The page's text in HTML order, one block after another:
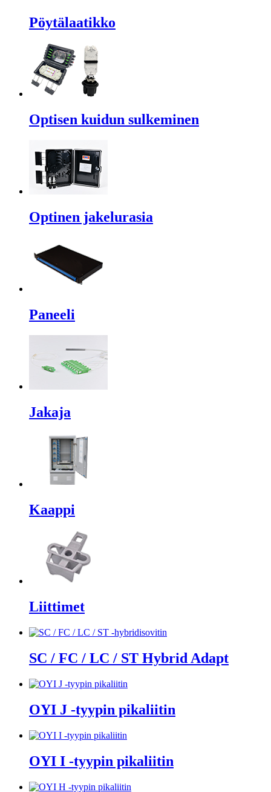
Pöytälaatikko
Optisen kuidun sulkeminen
Optinen jakelurasia
Paneeli
Jakaja
Kaappi
Liittimet
SC / FC / LC / ST Hybrid Adapt
OYI J -tyypin pikaliitin
OYI I -tyypin pikaliitin